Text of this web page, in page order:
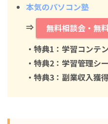
本気のパソコン塾
⇒
無料相談会・無
・特典1：学習コンテ
・特典2：学習管理シ
・特典3：副業収入獲